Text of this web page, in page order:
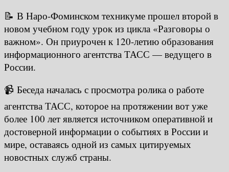
📝 В Наро-Фоминском техникуме прошел второй в
новом учебном году урок из цикла «Разговоры о
важном». Он приурочен к 120-летию образования
информационного агентства ТАСС — ведущего в
России.
📹 Беседа началась с просмотра ролика о работе
агентства ТАСС, которое на протяжении вот уже
более 100 лет является источником оперативной и
достоверной информации о событиях в России и
мире, оставаясь одной из самых цитируемых
новостных служб страны.